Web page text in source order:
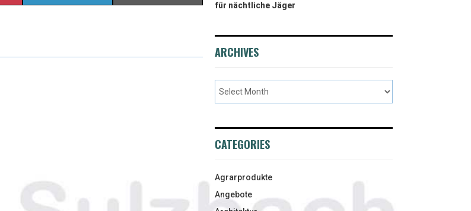
für nächtliche Jäger
ARCHIVES
CATEGORIES
Agrarprodukte
Angebote